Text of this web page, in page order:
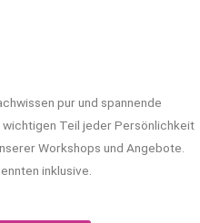
pur und spannende
wichtigen Teil jeder Persönlichkeit
Workshops und Angebote.
inklusive.